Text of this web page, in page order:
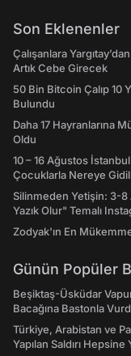
Son Eklenenler
Çalışanlara
Artık Cebe Girecek
50 Bin Bitcoin Çalıp 10
Bulundu
Daha 17 Hayranlarına
Oldu
10 – 16 Ağustos
Çocuklarla Nereye
Silinmeden Yetişin: 3-8
Yazık Olur" Temalı
Zodyak'ın En
Günün Popüler
Beşiktaş-Üsküdar
Bacağına Bastonla
Türkiye, Arabistan ve
Yapılan Saldırı Hepsine